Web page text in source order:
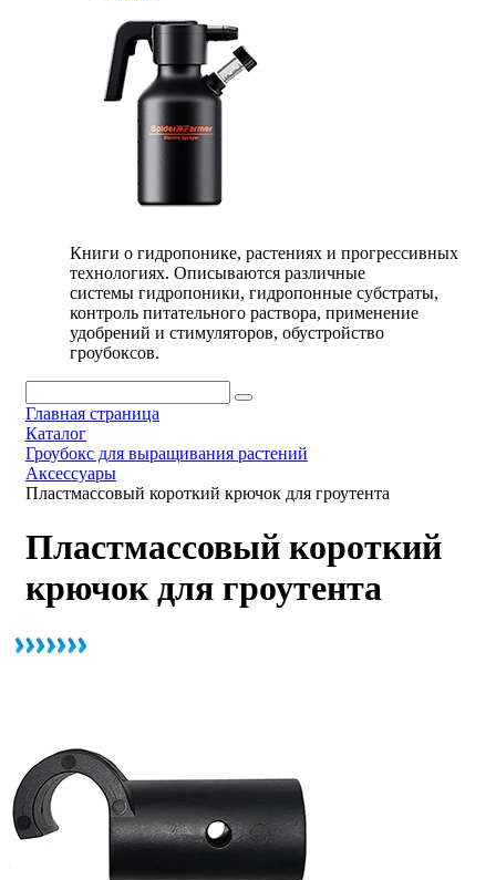
Книги о гидропонике, растениях и прогрессивных
технологиях. Описываются различные
системы гидропоники, гидропонные субстраты,
контроль питательного раствора, применение
удобрений и стимуляторов, обустройство
гроубоксов.
Главная страница
Каталог
Гроубокс для выращивания растений
Аксессуары
Пластмассовый короткий крючок для гроутента
Пластмассовый короткий
крючок для гроутента